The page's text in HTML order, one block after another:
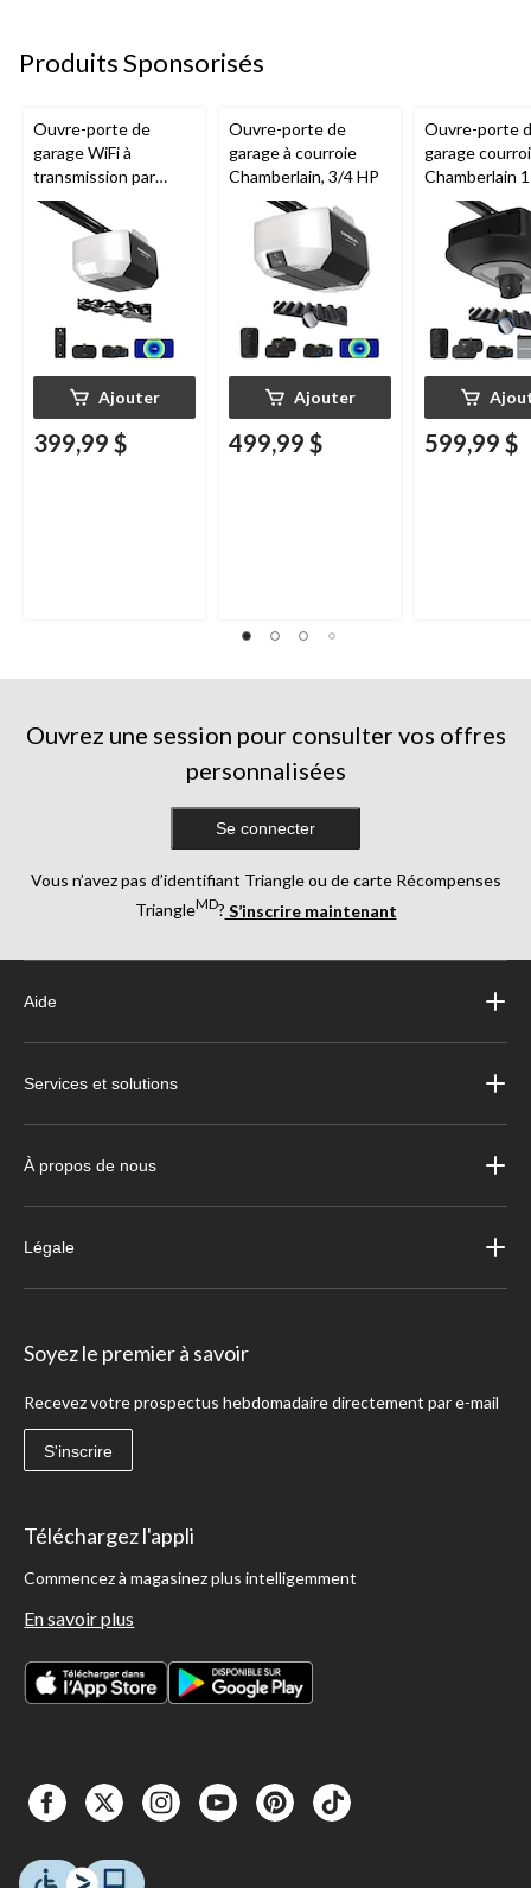
Produits Sponsorisés
Ouvre-porte de
garage WiFi à
transmission par
chaîne de 1/2 HP
Chamberlain
Ajouter
399,99 $
Ouvre-porte de
garage à courroie
Chamberlain, 3/4 HP
Ajouter
499,99 $
Ouvre-porte
garage
Chamberlain
avec caméra
599,99 $
Ouvrez une session pour consulter vos offres
personnalisées
Se connecter
Vous n’avez pas d’identifiant Triangle ou de carte Récompenses
TriangleMD? S’inscrire maintenant
Aide
Services et solutions
À propos de nous
Légale
Soyez le premier à savoir
Recevez votre prospectus hebdomadaire directement par e-mail
S'inscrire
Téléchargez l'appli
Commencez à magasinez plus intelligemment
En savoir plus